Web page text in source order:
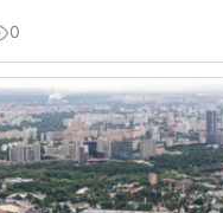
0